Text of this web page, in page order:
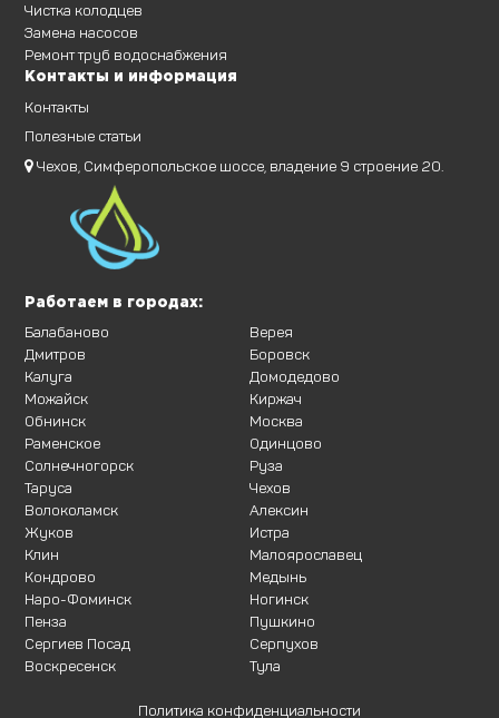
Чистка колодцев
Замена насосов
Ремонт труб водоснабжения
Контакты и информация
Контакты
Полезные статьи
Чехов, Симферопольское шоссе, владение 9 строение 20.
Работаем в городах:
Балабаново
Дмитров
Калуга
Можайск
Обнинск
Раменское
Солнечногорск
Таруса
Верея
Боровск
Домодедово
Киржач
Москва
Одинцово
Руза
Чехов
Волоколамск
Жуков
Клин
Кондрово
Наро-Фоминск
Пенза
Сергиев Посад
Воскресенск
Алексин
Истра
Малоярославец
Медынь
Ногинск
Пушкино
Серпухов
Тула
Политика конфиденциальности